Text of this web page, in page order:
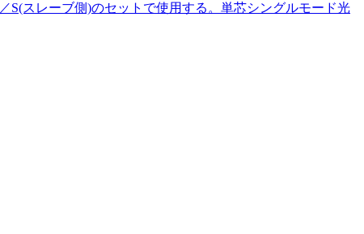
S(スレーブ側)のセットで使用する。単芯シングルモード光